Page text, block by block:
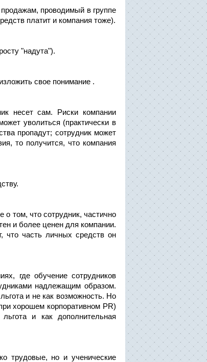
проводимый в группе
платит и компания тоже).
"надута").
свое понимание .
несет сам. Риски компании
уволиться (практически в
пропадут; сотрудник может
то получится, что компания
том, что сотрудник, частично
и более ценен для компании.
что часть личных средств он
где обучение сотрудников
надлежащим образом.
и не как возможность. Но
хорошем корпоративном PR)
и как дополнительная
трудовые, но и ученические